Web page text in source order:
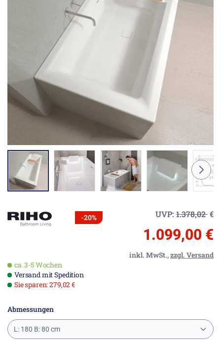
-20% UVP: 1.378,02€
1.099,00 €
inkl. MwSt.,zzgl. Versand
ca. 3-5 Wochen
Versand mit Spedition
Sie sparen: 279,02 €
Abmessungen
L: 180 B: 80 cm